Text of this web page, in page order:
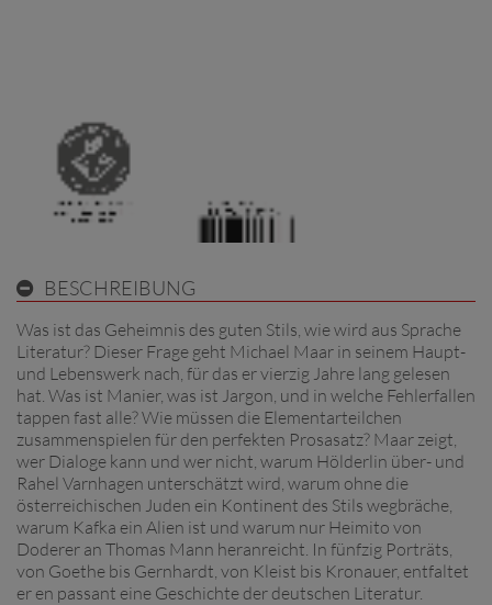
BESCHREIBUNG
Was ist das Geheimnis des guten Stils, wie wird aus Sprache
Literatur? Dieser Frage geht Michael Maar in seinem Haupt-
und Lebenswerk nach, für das er vierzig Jahre lang gelesen
hat. Was ist Manier, was ist Jargon, und in welche Fehlerfallen
tappen fast alle? Wie müssen die Elementarteilchen
zusammenspielen für den perfekten Prosasatz? Maar zeigt,
wer Dialoge kann und wer nicht, warum Hölderlin über- und
Rahel Varnhagen unterschätzt wird, warum ohne die
österreichischen Juden ein Kontinent des Stils wegbräche,
warum Kafka ein Alien ist und warum nur Heimito von
Doderer an Thomas Mann heranreicht. In fünfzig Porträts,
von Goethe bis Gernhardt, von Kleist bis Kronauer, entfaltet
er en passant eine Geschichte der deutschen Literatur.